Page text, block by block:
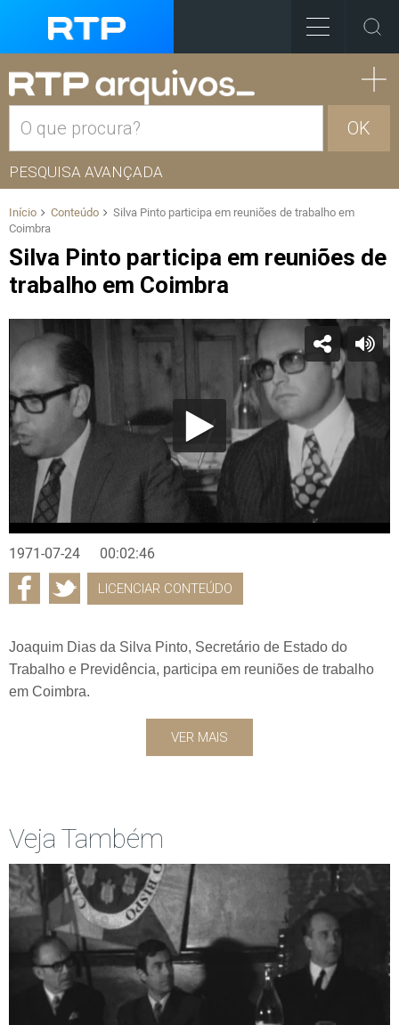
OK
PESQUISA AVANÇADA
Início Conteúdo
Silva Pinto participa em reuniões de trabalho em
Coimbra
Silva Pinto participa em reuniões de
trabalho em Coimbra
1971-07-24 00:02:46
LICENCIAR CONTEÚDO
Joaquim Dias da Silva Pinto, Secretário de Estado do
Trabalho e Previdência, participa em reuniões de trabalho
em Coimbra.
VER MAIS
Veja Também